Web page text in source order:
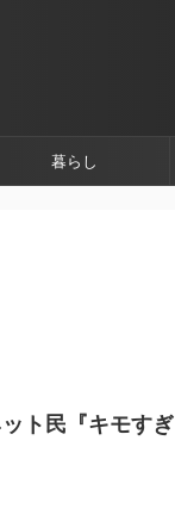
暮らし
ト民『キモすぎ